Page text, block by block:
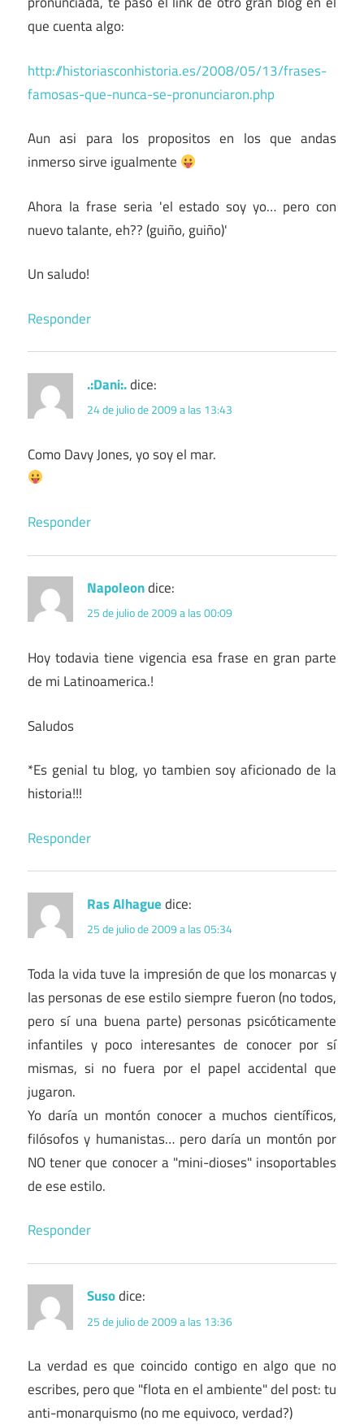
que cuenta algo:
http://historiasconhistoria.es/2008/05/13/frases-
famosas-que-nunca-se-pronunciaron.php
Aun asi para los propositos en los que andas
inmerso sirve igualmente
Ahora la frase seria 'el estado soy yo… pero con
nuevo talante, eh?? (guiño, guiño)'
Un saludo!
Responder
.:Dani:.dice:
24 de julio de 2009 a las 13:43
Como Davy Jones, yo soy el mar.
Responder
Napoleondice:
25 de julio de 2009 a las 00:09
Hoy todavia tiene vigencia esa frase en gran parte
de mi Latinoamerica.!
Saludos
*Es genial tu blog, yo tambien soy aficionado de la
historia!!!
Responder
Ras Alhaguedice:
25 de julio de 2009 a las 05:34
Toda la vida tuve la impresión de que los monarcas y
las personas de ese estilo siempre fueron (no todos,
pero sí una buena parte) personas psicóticamente
infantiles y poco interesantes de conocer por sí
mismas, si no fuera por el papel accidental que
jugaron.
Yo daría un montón conocer a muchos científicos,
filósofos y humanistas… pero daría un montón por
NO tener que conocer a "mini-dioses" insoportables
de ese estilo.
Responder
Susodice:
25 de julio de 2009 a las 13:36
La verdad es que coincido contigo en algo que no
escribes, pero que "flota en el ambiente" del post: tu
anti-monarquismo (no me equivoco, verdad?)